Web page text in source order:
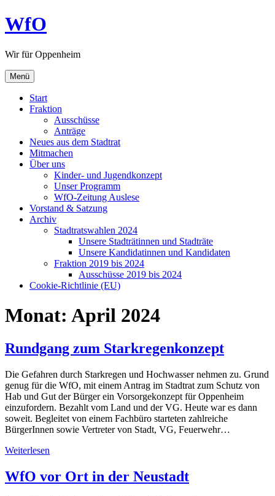
Zum
Inhalt
WfO
Wir für Oppenheim
Menü
Start
Fraktion
Ausschüsse
Anträge
Neues aus dem Stadtrat
Mitmachen
Über uns
Kinder- und Jugendkonzept
Unser Programm
WfO-Zeitung Auslese
Vorstand & Satzung
Archiv
Stadtratswahlen 2024
Unsere Stadträtinnen und Stadträte
Unsere Kandidatinnen und Kandidaten
Fraktion 2019 bis 2024
Ausschüsse 2019 bis 2024
Cookie-Richtlinie (EU)
Monat: April 2024
Rundgang zum Starkregenkonzept
Die Gefahren durch Starkregen und Hochwasser nehmen zu. Grund
genug für die WfO, mit einem Antrag im Stadtrat zum Schutz von
Hab und Gut der Bürger ein Vorsorgekonzept für Oppenheim
einzufordern. Bezahlt vom Land und der VG. Heute war es dann
soweit. Begleitet von einem Fachbüro starteten zahlreiche
BürgerInnen sowie Vertreter von Stadt, VG, Feuerwehr…
Weiterlesen
WfO vor Ort in der Neustadt